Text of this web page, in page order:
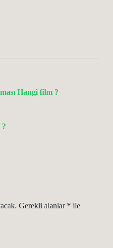
Hangi film ?
Gerekli alanlar * ile